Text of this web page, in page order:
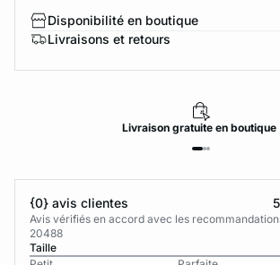
Disponibilité en boutique
Livraisons et retours
Livraisongratuiteen boutique
{0} avis clientes
Avis vérifiés en accord avec les
20488
Taille